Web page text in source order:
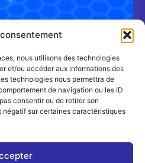
nous utilisons des technologies
et/ou accéder aux informations des
technologies nous permettra de
de navigation ou les ID
consentir ou de retirer son
sur certaines caractéristiques
risque cyber pour les